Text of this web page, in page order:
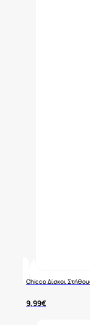
Chicco Δίσκοι
9,99€